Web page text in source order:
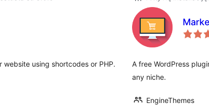
using shortcodes or PHP.
A free WordPress
any niche.
EngineThemes